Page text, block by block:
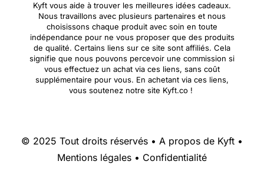
Kyft vous aide à trouver les meilleures idées cadeaux.
Nous travaillons avec plusieurs partenaires et nous
choisissons chaque produit avec soin en toute
indépendance pour ne vous proposer que des produits
de qualité. Certains liens sur ce site sont affiliés. Cela
signifie que nous pouvons percevoir une commission si
vous effectuez un achat via ces liens, sans coût
supplémentaire pour vous. En achetant via ces liens,
vous soutenez notre site Kyft.co !
© 2025 Tout droits réservés • A propos de Kyft •
Mentions légales • Confidentialité